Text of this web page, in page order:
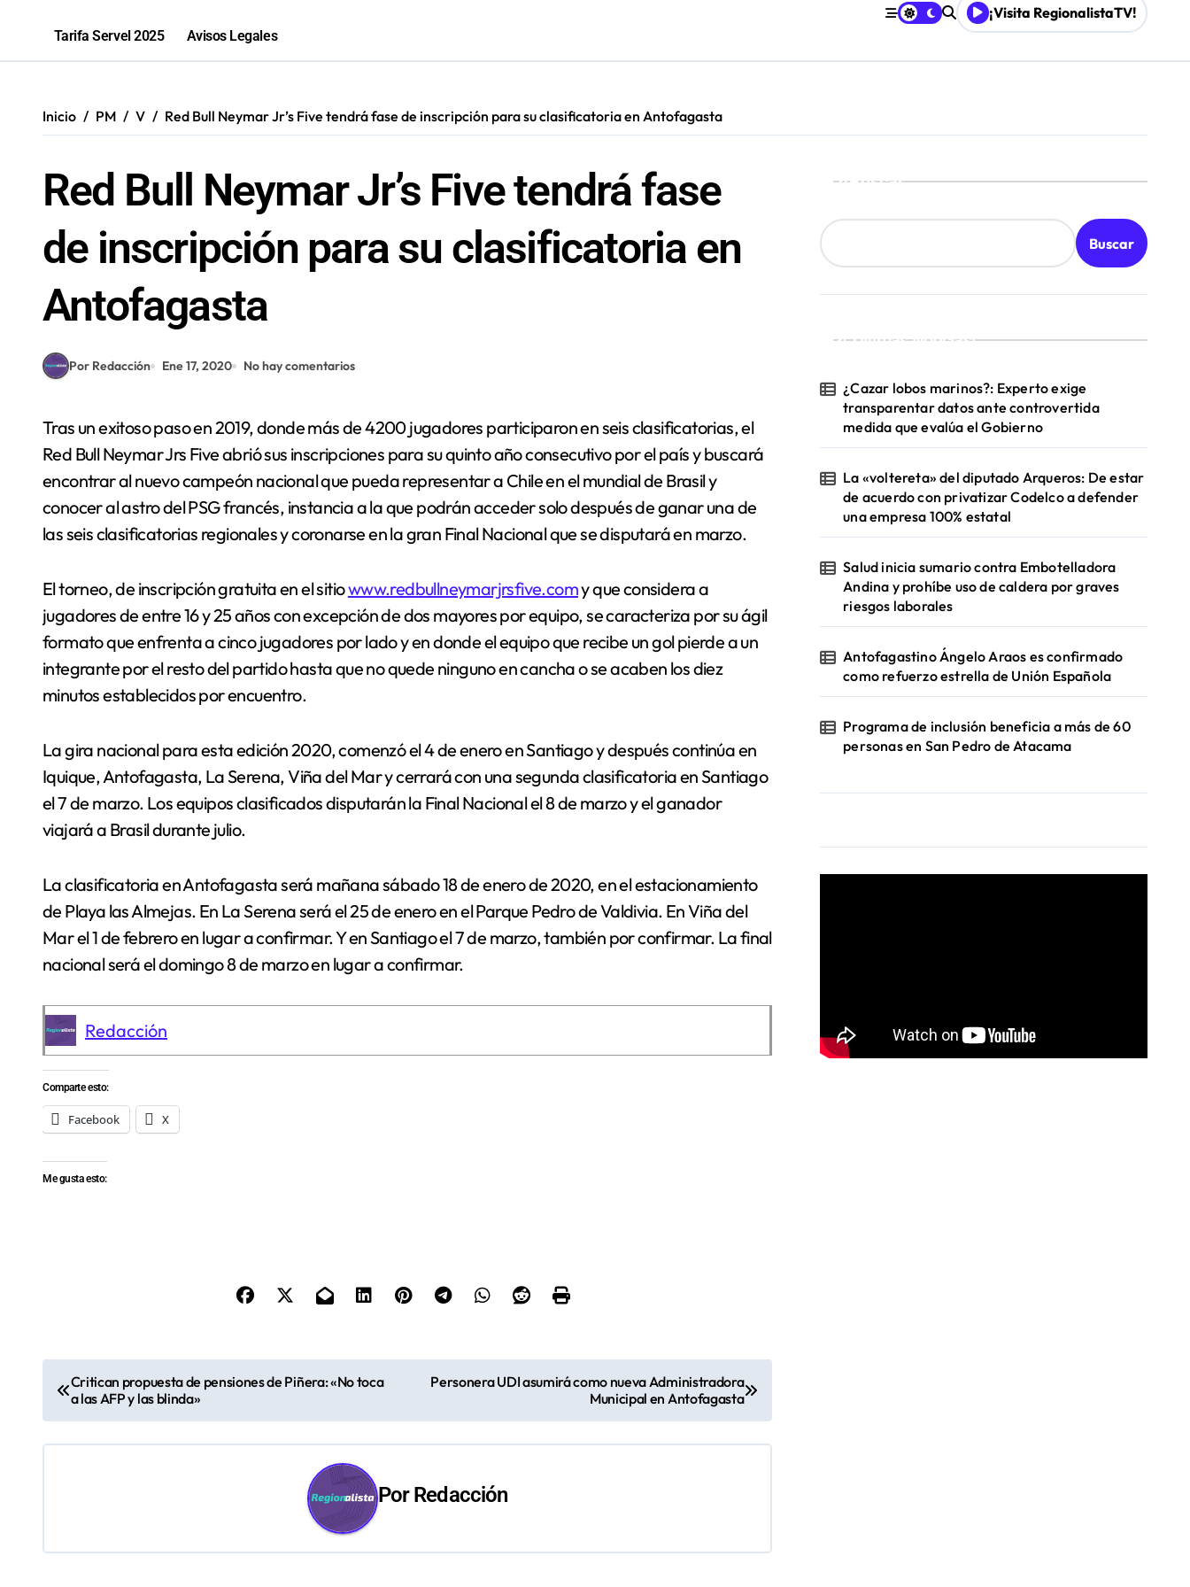
¿Cazar lobos marinos?: Experto exige transparentar datos ante controvertida medida que evalúa el Gobierno
Tarifa Servel 2025 Avisos Legales
¡Visita RegionalistaTV!
Inicio PM V Red Bull Neymar Jr’s Five tendrá fase de inscripción para su clasificatoria en Antofagasta
Red Bull Neymar Jr’s Five tendrá fase
de inscripción para su clasificatoria en
Antofagasta
Por Redacción Ene 17, 2020 No hay comentarios
Tras un exitoso paso en 2019, donde más de 4200 jugadores participaron en seis clasificatorias, el
Red Bull Neymar Jrs Five abrió sus inscripciones para su quinto año consecutivo por el país y buscará
encontrar al nuevo campeón nacional que pueda representar a Chile en el mundial de Brasil y
conocer al astro del PSG francés, instancia a la que podrán acceder solo después de ganar una de
las seis clasificatorias regionales y coronarse en la gran Final Nacional que se disputará en marzo.
El torneo, de inscripción gratuita en el sitiowww.redbullneymarjrsfive.comy que considera a
jugadores de entre 16 y 25 años con excepción de dos mayores por equipo, se caracteriza por su ágil
formato que enfrenta a cinco jugadores por lado y en donde el equipo que recibe un gol pierde a un
integrante por el resto del partido hasta que no quede ninguno en cancha o se acaben los diez
minutos establecidos por encuentro.
La gira nacional para esta edición 2020, comenzó el 4 de enero en Santiago y después continúa en
Iquique, Antofagasta, La Serena, Viña del Mar y cerrará con una segunda clasificatoria en Santiago
el 7 de marzo. Los equipos clasificados disputarán la Final Nacional el 8 de marzo y el ganador
viajará a Brasil durante julio.
La clasificatoria en Antofagasta será mañana sábado 18 de enero de 2020, en el estacionamiento
de Playa las Almejas. En La Serena será el 25 de enero en el Parque Pedro de Valdivia. En Viña del
Mar el 1 de febrero en lugar a confirmar. Y en Santiago el 7 de marzo, también por confirmar. La final
nacional será el domingo 8 de marzo en lugar a confirmar.
Redacción
Comparte esto:
Facebook X
Me gusta esto:
a
v
a
Critican propuesta de pensiones de Piñera: «No toca
a las AFP y las blinda»
Personera UDI asumirá como nueva Administradora
Municipal en Antofagasta
PorRedacción
Buscar
Buscar
¡Ultimas Noticias!
¿Cazar lobos marinos?: Experto exige
transparentar datos ante controvertida
medida que evalúa el Gobierno
La «voltereta» del diputado Arqueros: De estar
de acuerdo con privatizar Codelco a defender
una empresa 100% estatal
Salud inicia sumario contra Embotelladora
Andina y prohíbe uso de caldera por graves
riesgos laborales
Antofagastino Ángelo Araos es confirmado
como refuerzo estrella de Unión Española
Programa de inclusión beneficia a más de 60
personas en San Pedro de Atacama